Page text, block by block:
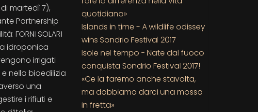
martedì 7),
Partnership
SOLARI
idroponica
irrigati
nella bioedilizia
una
i rifiuti e
quotidiana»
Islands in time - A wildlife odissey
wins Sondrio Festival 2017
Isole nel tempo - Nate dal fuoco
conquista Sondrio Festival 2017!
«Ce la faremo anche stavolta,
ma dobbiamo darci una mossa
in fretta»